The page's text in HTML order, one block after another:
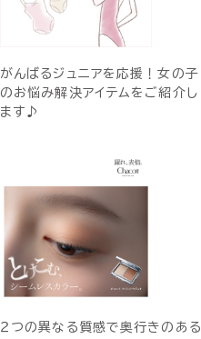
がんばるジュニアを応援！女の子
のお悩み解決アイテムをご紹介し
ます♪
２つの異なる質感で奥行きのある